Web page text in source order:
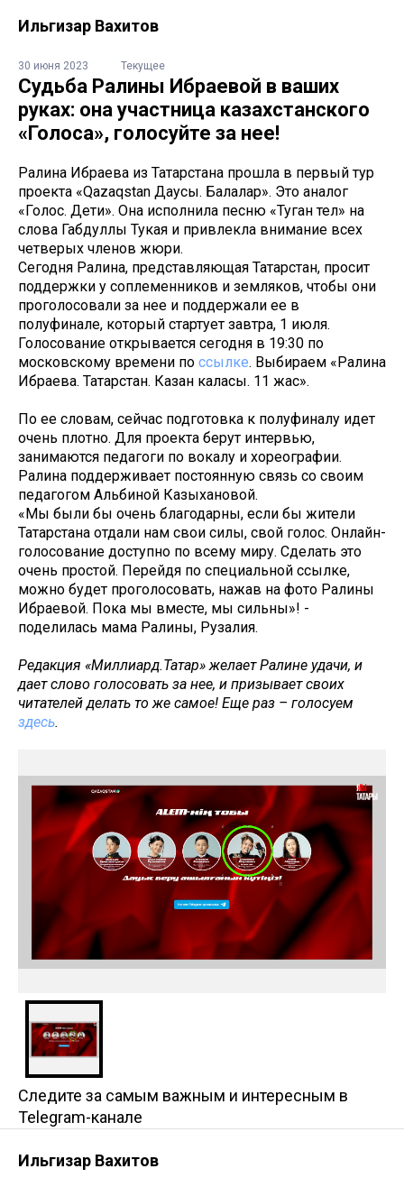
Ильгизар Вахитов
30 июня 2023 Текущее
Судьба Ралины Ибраевой в ваших
руках: она участница казахстанского
«Голоса», голосуйте за нее!
Ралина Ибраева из Татарстана прошла в первый тур
проекта «Qazaqstan Даусы. Балалар». Это аналог
«Голос. Дети». Она исполнила песню «Туган тел» на
слова Габдуллы Тукая и привлекла внимание всех
четверых членов жюри.
Сегодня Ралина, представляющая Татарстан, просит
поддержки у соплеменников и земляков, чтобы они
проголосовали за нее и поддержали ее в
полуфинале, который стартует завтра, 1 июля.
Голосование открывается сегодня в 19:30 по
московскому времени по ссылке. Выбираем «Ралина
Ибраева. Татарстан. Казан каласы. 11 жас».
По ее словам, сейчас подготовка к полуфиналу идет
очень плотно. Для проекта берут интервью,
занимаются педагоги по вокалу и хореографии.
Ралина поддерживает постоянную связь со своим
педагогом Альбиной Казыхановой.
«Мы были бы очень благодарны, если бы жители
Татарстана отдали нам свои силы, свой голос. Онлайн-
голосование доступно по всему миру. Сделать это
очень простой. Перейдя по специальной ссылке,
можно будет проголосовать, нажав на фото Ралины
Ибраевой. Пока мы вместе, мы сильны»! -
поделилась мама Ралины, Рузалия.
Редакция «Миллиард.Татар» желает Ралине удачи, и
дает слово голосовать за нее, и призывает своих
читателей делать то же самое! Еще раз – голосуем
здесь.
Следите за самым важным и интересным в
Telegram-канале
Ильгизар Вахитов